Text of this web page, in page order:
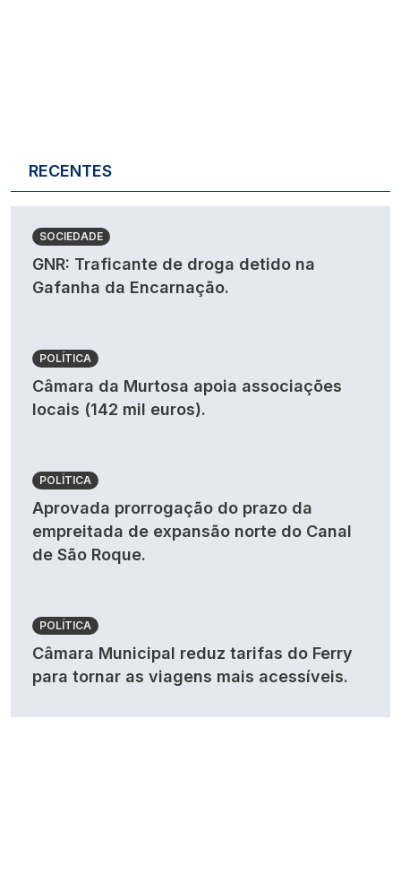
RECENTES
SOCIEDADE
GNR: Traficante de droga detido na
Gafanha da Encarnação.
POLÍTICA
Câmara da Murtosa apoia associações
locais (142 mil euros).
POLÍTICA
Aprovada prorrogação do prazo da
empreitada de expansão norte do Canal
de São Roque.
POLÍTICA
Câmara Municipal reduz tarifas do Ferry
para tornar as viagens mais acessíveis.